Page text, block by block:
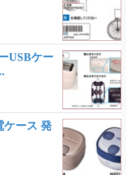
USBケー
ケース 発